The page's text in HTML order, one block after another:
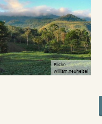
Flickr:
william.neuheisel